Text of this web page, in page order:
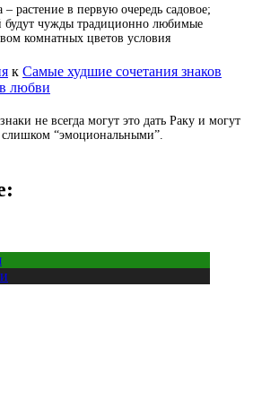
– растение в первую очередь садовое;
будут чужды традиционно любимые
комнатных цветов условия
к Самые худшие сочетания знаков
любви
не всегда могут это дать Раку и могут
слишком “эмоциональными”.